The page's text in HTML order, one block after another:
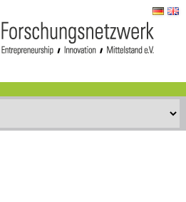
Skip to content